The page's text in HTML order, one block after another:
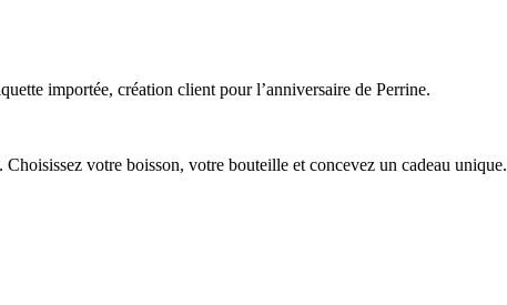
importée, création client pour l’anniversaire de Perrine.
votre boisson, votre bouteille et concevez un cadeau unique.